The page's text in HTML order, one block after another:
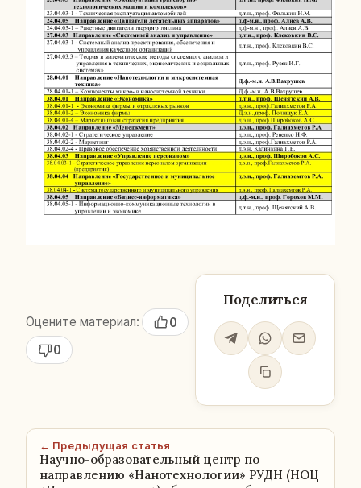
Оцените материал:
0
0
Поделиться
← Предыдущая статья
Научно-образовательный центр по
направлению «Нанотехнологии» РУДН (НОЦ